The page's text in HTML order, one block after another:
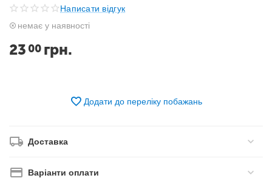
Написати відгук
немає у наявності
23 00 грн.
Додати до переліку побажань
Доставка
Варіанти оплати